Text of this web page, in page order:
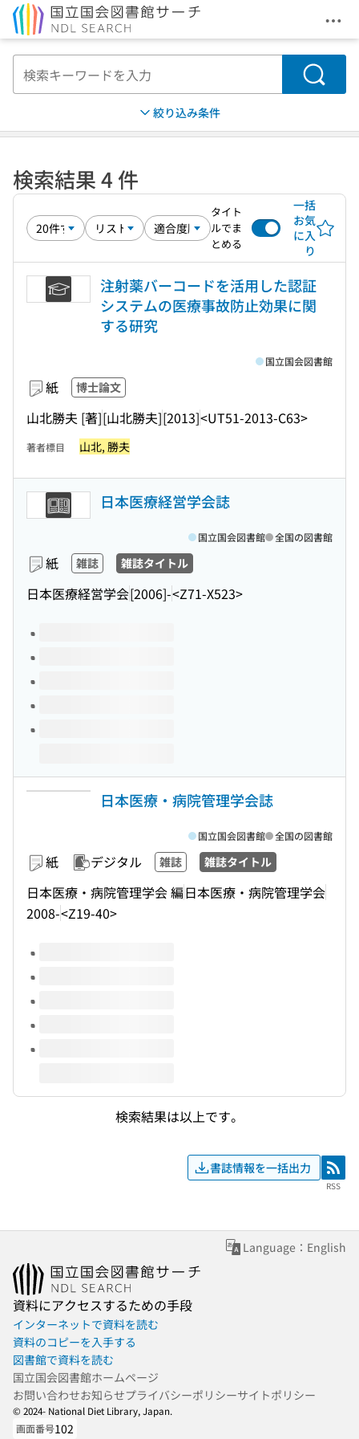
メ
検索
絞り込み条件
検索結果 4 件
タイト
ルでま
とめる
一括
お気
に入
り
注射薬バーコードを活用した認証
システムの医療事故防止効果に関
する研究
紙 博士論文
山北勝夫 [著][山北勝夫][2013]<UT51-2013-C63>
国立国会図書館
著者標目 山北, 勝夫
日本医療経営学会誌
紙 雑誌 雑誌タイトル
日本医療経営学会[2006]-<Z71-X523>
国立国会図書館 全国の図書館
このタイトルの巻号
日本医療・病院管理学会誌
紙 デジタル 雑誌 雑誌タイトル
日本医療・病院管理学会 編日本医療・病院管理学会
2008-<Z19-40>
国立国会図書館 全国の図書館
このタイトルの巻号
検索結果は以上です。
書誌情報を一括出力 RSS
RSS
Language：English
資料にアクセスするための手段
インターネットで資料を読む
資料のコピーを入手する
図書館で資料を読む
国立国会図書館ホームページ
お問い合わせお知らせプライバシーポリシーサイトポリシー
© 2024- National Diet Library, Japan.
画面番号102